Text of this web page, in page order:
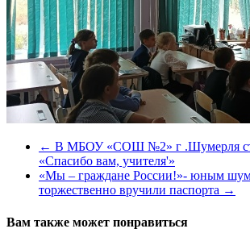
← В МБОУ «СОШ №2» г .Шумерля
«Спасибо вам, учителя'»
«Мы – граждане России!»- юным
торжественно вручили паспорта →
Вам также может понравиться